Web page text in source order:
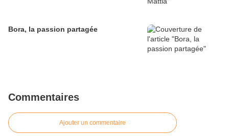
Bora, la passion partagée
Commentaires
Ajouter un commentaire